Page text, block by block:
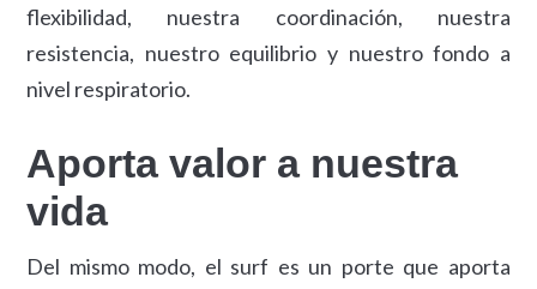
flexibilidad, nuestra coordinación, nuestra
resistencia, nuestro equilibrio y nuestro fondo a
nivel respiratorio.
Aporta valor a nuestra
vida
Del mismo modo, el surf es un porte que aporta